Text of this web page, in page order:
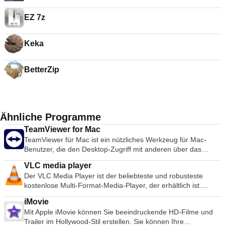
EZ 7z
Keka
BetterZip
Ähnliche Programme
TeamViewer for Mac
TeamViewer für Mac ist ein nützliches Werkzeug für Mac-
Benutzer, die den Desktop-Zugriff mit anderen über das
Internet teilen möchten. Früher ein Werkzeug, das
hauptsächlich von Technikern zur Behebung von Problemen
auf Host-Computern verwendet wurde, wird TeamViewer
heute von Millionen von Anwendern genutzt, um Bildschirme
gemeinsam zu nutzen, auf entfernte Computer zuzugreifen,
zu trainieren und sogar virtuelle Besprechungen
durchzuführen. TeamViewer stellt innerhalb weniger
VLC media player
Der VLC Media Player ist der beliebteste und robusteste
kostenlose Multi-Format-Media-Player, der erhältlich ist.
Seine Popularität wurde durch Kompatibilitäts- und Codec-
Probleme gefördert, die konkurrierende Medienplayer wie
QuickTime, itunes und RealPlayer für viele populäre Video-
iMovie
Mit Apple iMovie können Sie beeindruckende HD-Filme und
Trailer im Hollywood-Stil erstellen. Sie können Ihre